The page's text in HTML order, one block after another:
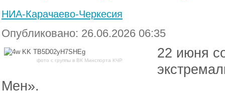
НИА-Карачаево-Черкесия
Опубликовано: 26.06.2026 06:35
фото с группы в ВК Минспорта КЧР
22 июня
Мен».